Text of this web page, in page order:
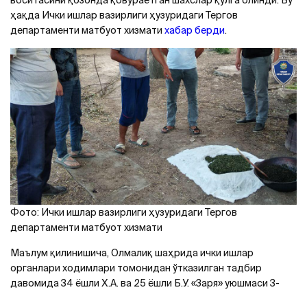
ҳақда Ички ишлар вазирлиги ҳузуридаги Тергов
департаменти матбуот хизмати хабар берди.
Фото: Ички ишлар вазирлиги ҳузуридаги Тергов
департаменти матбуот хизмати
Маълум қилинишича, Олмалиқ шаҳрида ички ишлар
органлари ходимлари томонидан ўтказилган тадбир
давомида 34 ёшли Х.А. ва 25 ёшли Б.У. «Заря» уюшмаси 3-